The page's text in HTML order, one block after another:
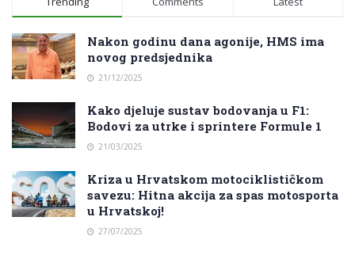
Nakon godinu dana agonije, HMS ima
novog predsjednika
21/12/2025
Kako djeluje sustav bodovanja u F1:
Bodovi za utrke i sprintere Formule 1
21/03/2025
Kriza u Hrvatskom motociklističkom
savezu: Hitna akcija za spas motosporta
u Hrvatskoj!
27/07/2025